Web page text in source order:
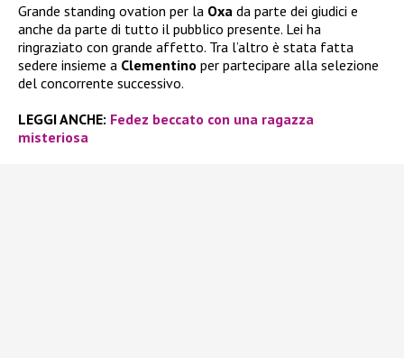
Grande standing ovation per la Oxa da parte dei giudici e
anche da parte di tutto il pubblico presente. Lei ha
ringraziato con grande affetto. Tra l’altro è stata fatta
sedere insieme a Clementino per partecipare alla selezione
del concorrente successivo.
LEGGI ANCHE: Fedez beccato con una ragazza
misteriosa